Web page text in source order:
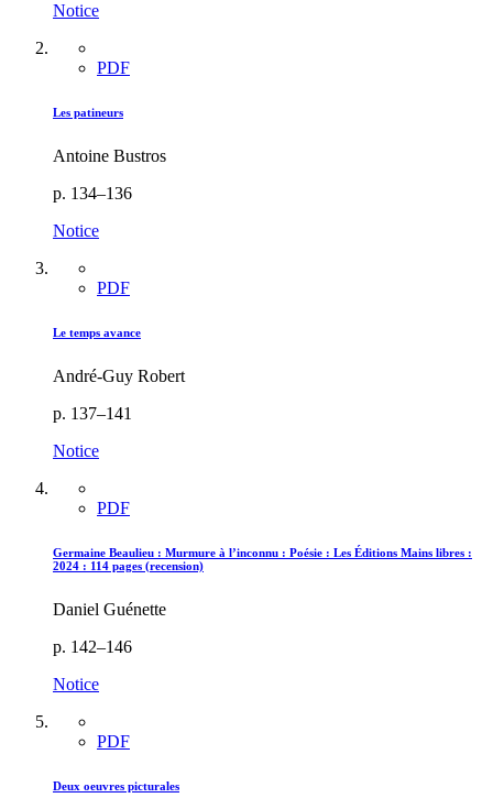
Notice
PDF
Les patineurs
Antoine Bustros
p. 134–136
Notice
PDF
Le temps avance
André-Guy Robert
p. 137–141
Notice
PDF
Germaine Beaulieu : Murmure à l’inconnu : Poésie : Les Éditions Mains libres :
2024 : 114 pages (recension)
Daniel Guénette
p. 142–146
Notice
PDF
Deux oeuvres picturales